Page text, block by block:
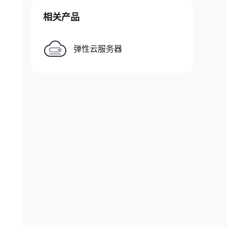
相关产品
弹性云服务器